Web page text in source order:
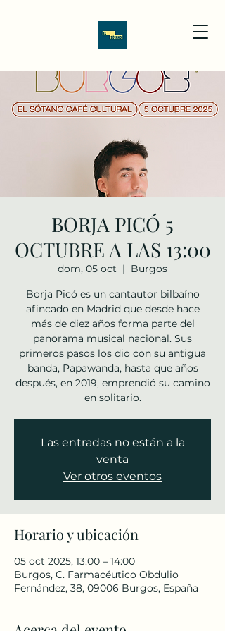
BORJA PICÓ 5
OCTUBRE A LAS 13:00
dom, 05 oct
  |
Burgos
Borja Picó es un cantautor bilbaíno
afincado en Madrid que desde hace
más de diez años forma parte del
panorama musical nacional. Sus
primeros pasos los dio con su antigua
banda, Papawanda, hasta que años
después, en 2019, emprendió su camino
en solitario.
Las entradas no están a la
venta
Ver otros eventos
Horario y ubicación
05 oct 2025, 13:00 – 14:00
Burgos, C. Farmacéutico Obdulio
Fernández, 38, 09006 Burgos, España